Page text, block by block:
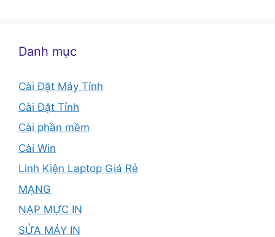
Danh mục
Cài Đặt Máy Tính
Cài Đặt Tỉnh
Cài phần mềm
Cài Win
Linh Kiện Laptop Giá Rẻ
MẠNG
NẠP MỰC IN
SỬA MÁY IN